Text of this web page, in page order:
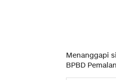
Menanggapi
BPBD